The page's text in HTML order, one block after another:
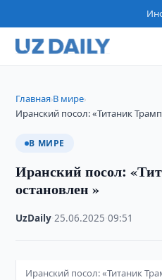
Главная›В мире›
Иранский посол: «Титаник
В МИРЕ
Иранский посол:
остановлен »
UzDaily ·25.06.2025 ·09:51
Иранский посол: «Титаник